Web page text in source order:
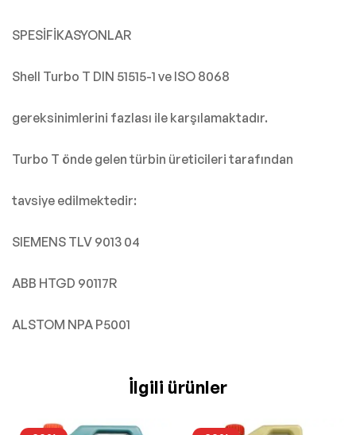
SPESİFİKASYONLAR
Shell Turbo T DIN 51515-1 ve ISO 8068
gereksinimlerini fazlası ile karşılamaktadır.
Turbo T önde gelen türbin üreticileri tarafından
tavsiye edilmektedir:
SIEMENS TLV 9013 04
ABB HTGD 90117R
ALSTOM NPA P5001
İlgili ürünler